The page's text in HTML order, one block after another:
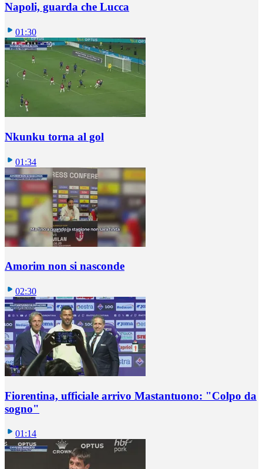
Napoli, guarda che Lucca
01:30
Nkunku torna al gol
01:34
Amorim non si nasconde
02:30
Fiorentina, ufficiale arrivo Mastantuono: "Colpo da
sogno"
01:14